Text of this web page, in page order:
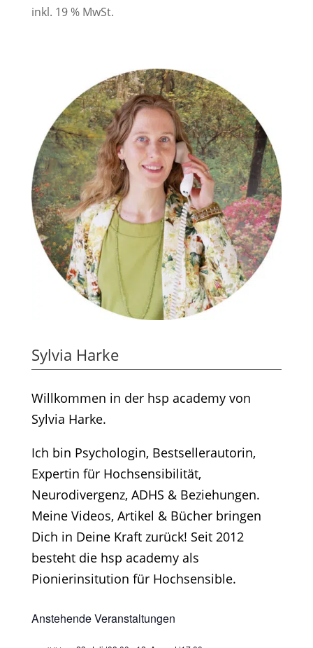
inkl. 19 % MwSt.
Sylvia Harke
Willkommen in der hsp academy von
Sylvia Harke.
Ich bin Psychologin, Bestsellerautorin,
Expertin für Hochsensibilität,
Neurodivergenz, ADHS & Beziehungen.
Meine Videos, Artikel & Bücher bringen
Dich in Deine Kraft zurück! Seit 2012
besteht die hsp academy als
Pionierinsitution für Hochsensible.
Anstehende Veranstaltungen